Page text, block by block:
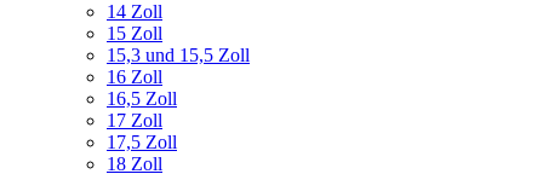
14 Zoll
15 Zoll
15,3 und 15,5 Zoll
16 Zoll
16,5 Zoll
17 Zoll
17,5 Zoll
18 Zoll